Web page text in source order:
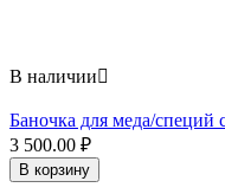
В наличии
Баночка для меда/специй
3 500.00 ₽
В корзину